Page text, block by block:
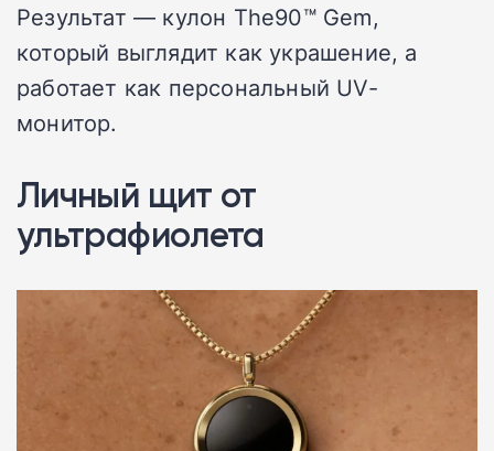
Результат — кулон The90™ Gem,
который выглядит как украшение, а
работает как персональный UV-
монитор.
Личный щит от
ультрафиолета